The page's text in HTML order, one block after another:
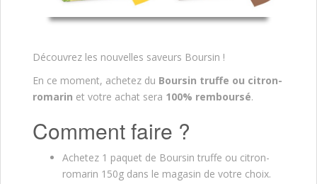
Découvrez les nouvelles saveurs Boursin !
En ce moment, achetez du Boursin truffe ou citron-
romarin et votre achat sera 100% remboursé.
Comment faire ?
Achetez 1 paquet de Boursin truffe ou citron-
romarin 150g dans le magasin de votre choix.